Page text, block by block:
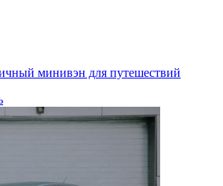
минивэн для путешествий